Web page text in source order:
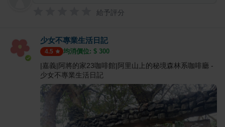
給予評分
少女不專業生活日記
4.5 均消價位: $ 300
|嘉義|阿將的家23咖啡館|阿里山上的秘境森林系咖啡廳 -
少女不專業生活日記